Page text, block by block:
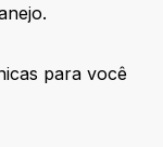
para você